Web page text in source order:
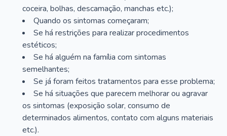
coceira, bolhas, descamação, manchas etc.);
Quando os sintomas começaram;
Se há restrições para realizar procedimentos
estéticos;
Se há alguém na família com sintomas
semelhantes;
Se já foram feitos tratamentos para esse problema;
Se há situações que parecem melhorar ou agravar
os sintomas (exposição solar, consumo de
determinados alimentos, contato com alguns materiais
etc.).